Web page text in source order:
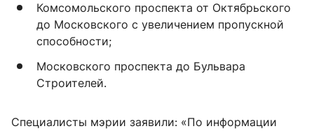
Комсомольского проспекта от Октябрьского
до Московского с увеличением пропускной
способности;
Московского проспекта до Бульвара
Строителей.
Специалисты мэрии заявили: «По информации